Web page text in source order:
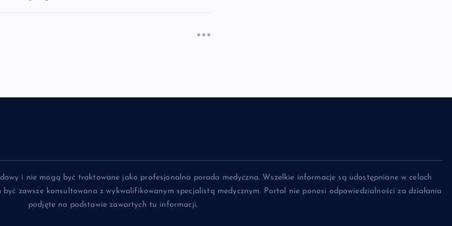
i nie mogą być traktowane jako profesjonalna porada medyczna. Wszelkie informacje są udostępniane w celach
zawsze konsultowana z wykwalifikowanym specjalistą medycznym. Portal nie ponosi odpowiedzialności za działania
podjęte na podstawie zawartych tu informacji.